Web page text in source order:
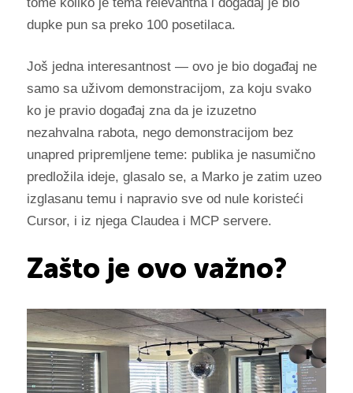
dupke pun sa preko 100 posetilaca.
Još jedna interesantnost — ovo je bio događaj ne
samo sa uživom demonstracijom, za koju svako
ko je pravio događaj zna da je izuzetno
nezahvalna rabota, nego demonstracijom bez
unapred pripremljene teme: publika je nasumično
predložila ideje, glasalo se, a Marko je zatim uzeo
izglasanu temu i napravio sve od nule koristeći
Cursor, i iz njega Claudea i MCP servere.
Zašto je ovo važno?